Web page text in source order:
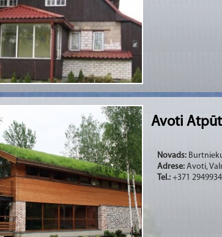
Avoti
Novads:
Adrese: Avoti,
Tel.: +371